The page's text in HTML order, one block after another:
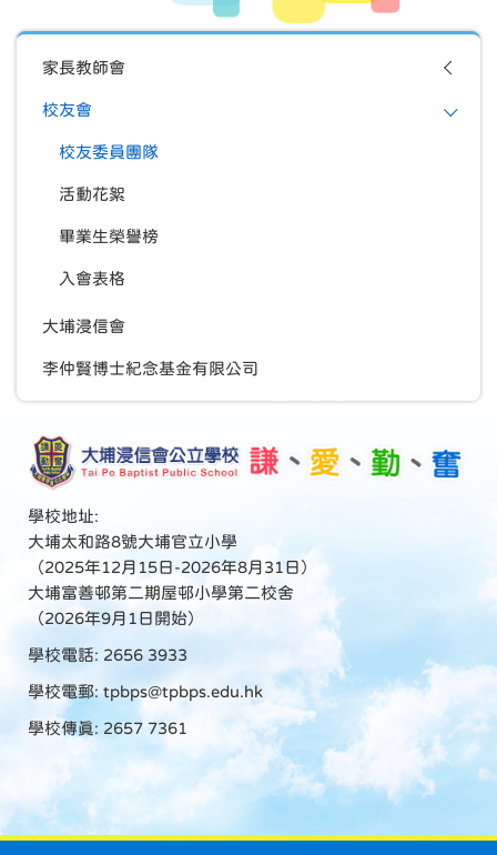
家長教師會
校友會
校友委員團隊
活動花絮
畢業生榮譽榜
入會表格
大埔浸信會
李仲賢博士紀念基金有限公司
學校地址:
大埔太和路8號大埔官立小學
（2025年12月15日-2026年8月31日）
大埔富善邨第二期屋邨小學第二校舍
（2026年9月1日開始）
學校電話: 2656 3933
學校電郵: tpbps@tpbps.edu.hk
學校傳真: 2657 7361